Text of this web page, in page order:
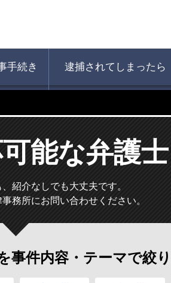
手続き 逮捕されてしまったら
能な弁護
紹介なしでも大丈夫です。
務所にお問い合わせください。
事件内容・テーマで絞